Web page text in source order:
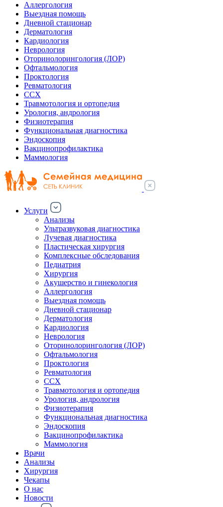
Аллергология
Выездная помощь
Дневной стационар
Дерматология
Кардиология
Неврология
Оторинолорингология (ЛОР)
Офтальмология
Проктология
Ревматология
ССХ
Травмотология и ортопедия
Урология, андрология
Физиотерапия
Функциональная диагностика
Эндоскопия
Вакцинопрофилактика
Маммология
Услуги
Анализы
Ультразвуковая диагностика
Лучевая диагностика
Пластическая хирургия
Комплексные обследования
Педиатрия
Хирургия
Акушерство и гинекология
Аллергология
Выездная помощь
Дневной стационар
Дерматология
Кардиология
Неврология
Оторинолорингология (ЛОР)
Офтальмология
Проктология
Ревматология
ССХ
Травмотология и ортопедия
Урология, андрология
Физиотерапия
Функциональная диагностика
Эндоскопия
Вакцинопрофилактика
Маммология
Врачи
Анализы
Хирургия
Чекапы
О нас
Новости